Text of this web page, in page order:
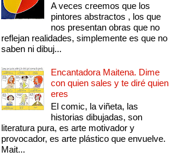
A veces creemos que los
pintores abstractos , los que
nos presentan obras que no
reflejan realidades, simplemente es que no
saben ni dibuj...
Encantadora Maitena. Dime
con quien sales y te diré quien
eres
El comic, la viñeta, las
historias dibujadas, son
literatura pura, es arte motivador y
provocador, es arte plástico que envuelve.
Mait...